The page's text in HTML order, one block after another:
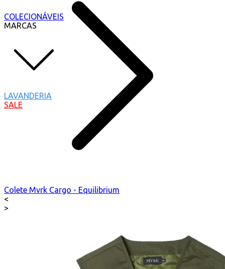
COLECIONÁVEIS
MARCAS
LAVANDERIA
SALE
Colete Mvrk Cargo - Equilibrium
<
>